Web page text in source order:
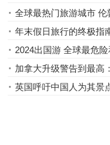
全球最热门旅游城市
年末假日旅行的终极指
2024出国游 全球最危
些
加拿大升级警告到最高
游
英国呼吁中国人为其景